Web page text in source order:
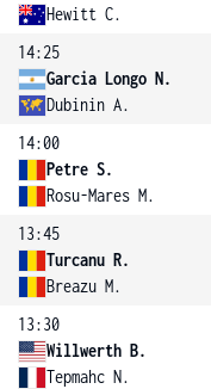
Hewitt C.
14:25
Garcia Longo N.
Dubinin A.
14:00
Petre S.
Rosu-Mares M.
13:45
Turcanu R.
Breazu M.
13:30
Willwerth B.
Tepmahc N.